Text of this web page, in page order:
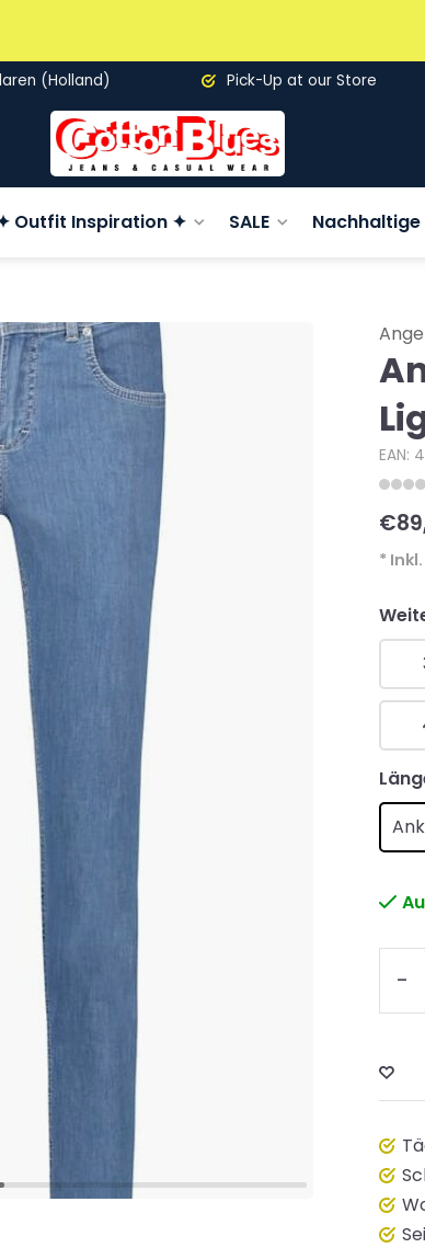
(Holland) Pick-Up at our Store
Outfit Inspiration ✦ SALE
EAN:
*
-